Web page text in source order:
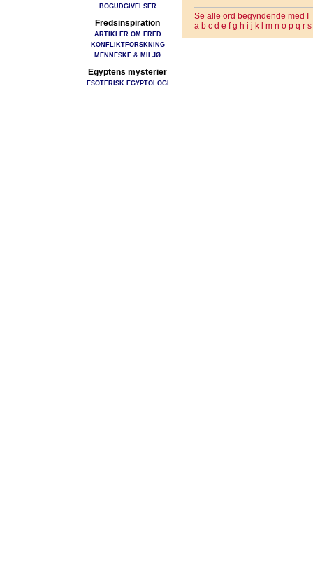
BOGUDGIVELSER
Fredsinspiration
ARTIKLER OM FRED
KONFLIKTFORSKNING
MENNESKE & MILJØ
Egyptens mysterier
ESOTERISK EGYPTOLOGI
Se alle ord begyndende med I
a b c d e f g h i j k m n o p q r s